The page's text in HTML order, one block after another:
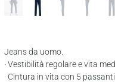
Jeans da uomo.
· Vestibilità regolare e vita
· Cintura in vita con 5 passanti.